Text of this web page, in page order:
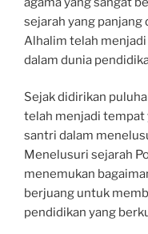
sejarah yang panjang
Alhalim telah
dalam dunia
Sejak didirikan
telah menjadi tempat
santri dalam
Menelusuri sejarah
menemukan
berjuang untuk
pendidikan yang